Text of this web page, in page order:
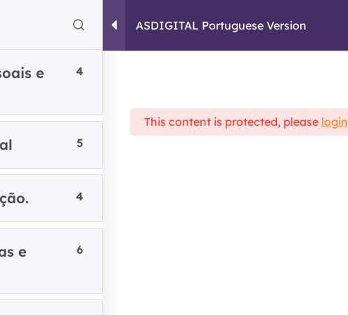
Theoretical Framework ASDIGITAL Portuguese Version
ASDIGITAL Portuguese Version
e
4
5
4
e
6
This content is protected, please login